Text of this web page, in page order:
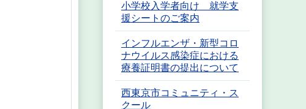
小学校入学者向け 就学支
援シートのご案内
インフルエンザ・新型コロ
ナウイルス感染症における
療養証明書の提出について
西東京市コミュニティ・ス
クール